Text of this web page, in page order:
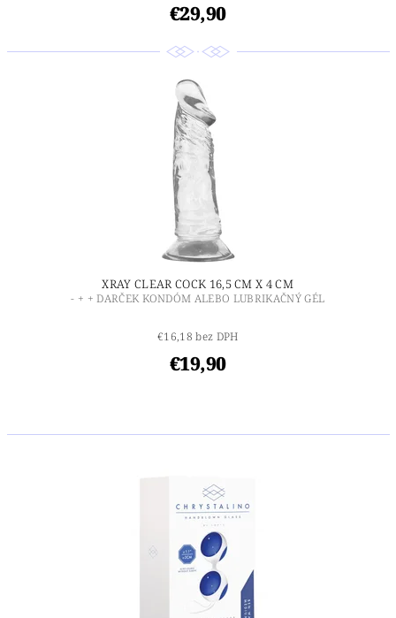
€29,90
XRAY CLEAR COCK 16,5 CM X 4 CM
- + + DARČEK KONDÓM ALEBO LUBRIKAČNÝ GÉL
€16,18 bez DPH
€19,90